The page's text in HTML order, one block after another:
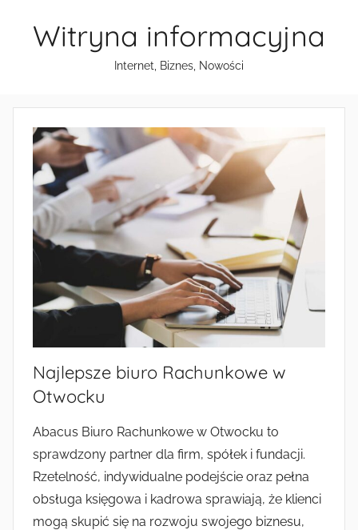
Witryna informacyjna
Internet, Biznes, Nowości
Najlepsze biuro Rachunkowe w
Otwocku
Abacus Biuro Rachunkowe w Otwocku to
sprawdzony partner dla firm, spółek i fundacji.
Rzetelność, indywidualne podejście oraz pełna
obsługa księgowa i kadrowa sprawiają, że klienci
mogą skupić się na rozwoju swojego biznesu,